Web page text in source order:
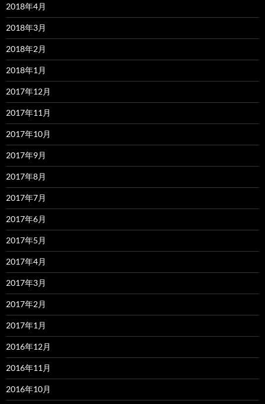
2018年4月
2018年3月
2018年2月
2018年1月
2017年12月
2017年11月
2017年10月
2017年9月
2017年8月
2017年7月
2017年6月
2017年5月
2017年4月
2017年3月
2017年2月
2017年1月
2016年12月
2016年11月
2016年10月